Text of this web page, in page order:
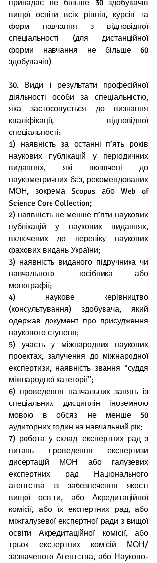
припадає не більше 30 здобувачів
вищої освіти всіх рівнів, курсів та
форм навчання з відповідної
спеціальності (для дистанційної
форми навчання не більше 60
здобувачів).
30. Види і результати професійної
діяльності особи за спеціальністю,
яка застосовується до визнання
кваліфікації, відповідної
спеціальності:
1) наявність за останні п’ять років
наукових публікацій у періодичних
виданнях, які включені до
наукометричних баз, рекомендованих
МОН, зокрема Scopus або Web of
Science Core Collection;
2) наявність не менше п’яти наукових
публікацій у наукових виданнях,
включених до переліку наукових
фахових видань України;
3) наявність виданого підручника чи
навчального посібника або
монографії;
4) наукове керівництво
(консультування) здобувача, який
одержав документ про присудження
наукового ступеня;
5) участь у міжнародних наукових
проектах, залучення до міжнародної
експертизи, наявність звання “суддя
міжнародної категорії”;
6) проведення навчальних занять із
спеціальних дисциплін іноземною
мовою в обсязі не менше 50
аудиторних годин на навчальний рік;
7) робота у складі експертних рад з
питань проведення експертизи
дисертацій МОН або галузевих
експертних рад Національного
агентства із забезпечення якості
вищої освіти, або Акредитаційної
комісії, або їх експертних рад, або
міжгалузевої експертної ради з вищої
освіти Акредитаційної комісії, або
трьох експертних комісій МОН/
зазначеного Агентства, або Науково-